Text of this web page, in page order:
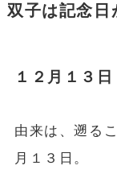
双子は記念日
１２月１３
由来は、遡る
月１３日。